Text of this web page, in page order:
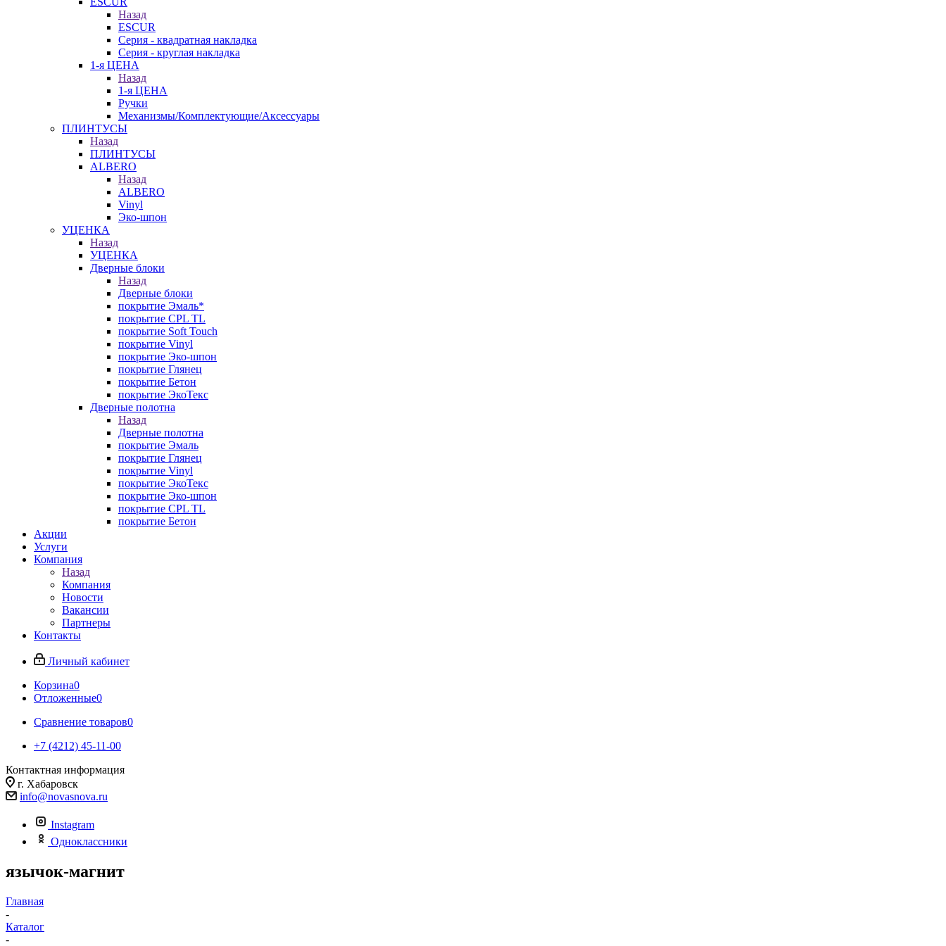
Назад
ESCUR
Серия - квадратная накладка
Серия - круглая накладка
1-я ЦЕНА
Назад
1-я ЦЕНА
Ручки
Механизмы/Комплектующие/Аксессуары
ПЛИНТУСЫ
Назад
ПЛИНТУСЫ
ALBERO
Назад
ALBERO
Vinyl
Эко-шпон
УЦЕНКА
Назад
УЦЕНКА
Дверные блоки
Назад
Дверные блоки
покрытие Эмаль*
покрытие CPL TL
покрытие Soft Touch
покрытие Vinyl
покрытие Эко-шпон
покрытие Глянец
покрытие Бетон
покрытие ЭкоТекс
Дверные полотна
Назад
Дверные полотна
покрытие Эмаль
покрытие Глянец
покрытие Vinyl
покрытие ЭкоТекс
покрытие Эко-шпон
покрытие CPL TL
покрытие Бетон
Акции
Услуги
Компания
Назад
Компания
Новости
Вакансии
Партнеры
Контакты
Личный кабинет
Корзина0
Отложенные0
Сравнение товаров0
+7 (4212) 45-11-00
Контактная информация
г. Хабаровск
info@novasnova.ru
Instagram
Одноклассники
язычок-магнит
Главная
-
Каталог
-